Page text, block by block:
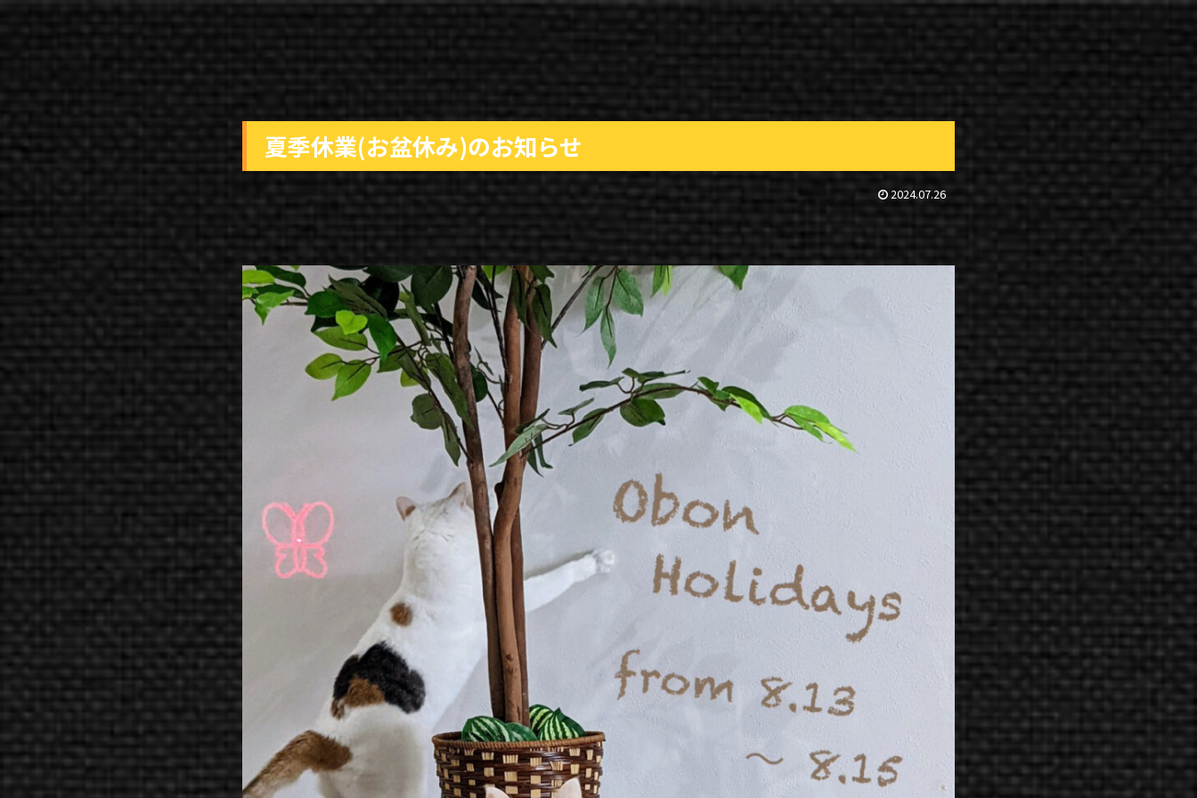
夏季休業(お盆休み)のお知らせ
2024.07.26